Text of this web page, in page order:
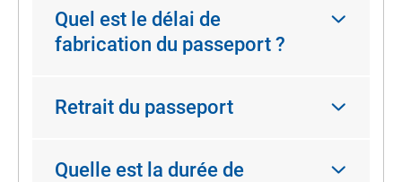
Quel est le délai de
fabrication du passeport ?
Retrait du passeport
Quelle est la durée de